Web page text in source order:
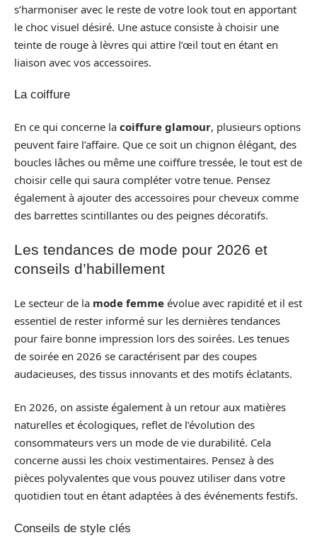
s’harmoniser avec le reste de votre look tout en apportant
le choc visuel désiré. Une astuce consiste à choisir une
teinte de rouge à lèvres qui attire l’œil tout en étant en
liaison avec vos accessoires.
La coiffure
En ce qui concerne la coiffure glamour, plusieurs options
peuvent faire l’affaire. Que ce soit un chignon élégant, des
boucles lâches ou même une coiffure tressée, le tout est de
choisir celle qui saura compléter votre tenue. Pensez
également à ajouter des accessoires pour cheveux comme
des barrettes scintillantes ou des peignes décoratifs.
Les tendances de mode pour 2026 et
conseils d’habillement
Le secteur de la mode femme évolue avec rapidité et il est
essentiel de rester informé sur les dernières tendances
pour faire bonne impression lors des soirées. Les tenues
de soirée en 2026 se caractérisent par des coupes
audacieuses, des tissus innovants et des motifs éclatants.
En 2026, on assiste également à un retour aux matières
naturelles et écologiques, reflet de l’évolution des
consommateurs vers un mode de vie durabilité. Cela
concerne aussi les choix vestimentaires. Pensez à des
pièces polyvalentes que vous pouvez utiliser dans votre
quotidien tout en étant adaptées à des événements festifs.
Conseils de style clés